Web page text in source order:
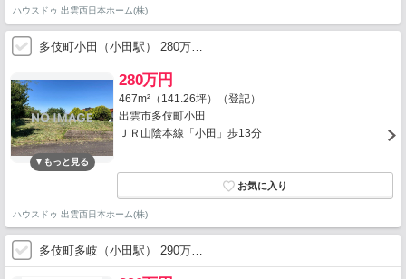
ハウスドゥ 出雲西日本ホーム(株)
多伎町小田（小田駅） 280万…
280万円
467m²（141.26坪）（登記）
出雲市多伎町小田
ＪＲ山陰本線「小田」歩13分
ハウスドゥ 出雲西日本ホーム(株)
多伎町多岐（小田駅） 290万…